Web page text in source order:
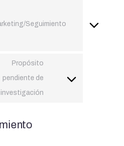
Seguimiento
Propósito
pendiente de
investigación